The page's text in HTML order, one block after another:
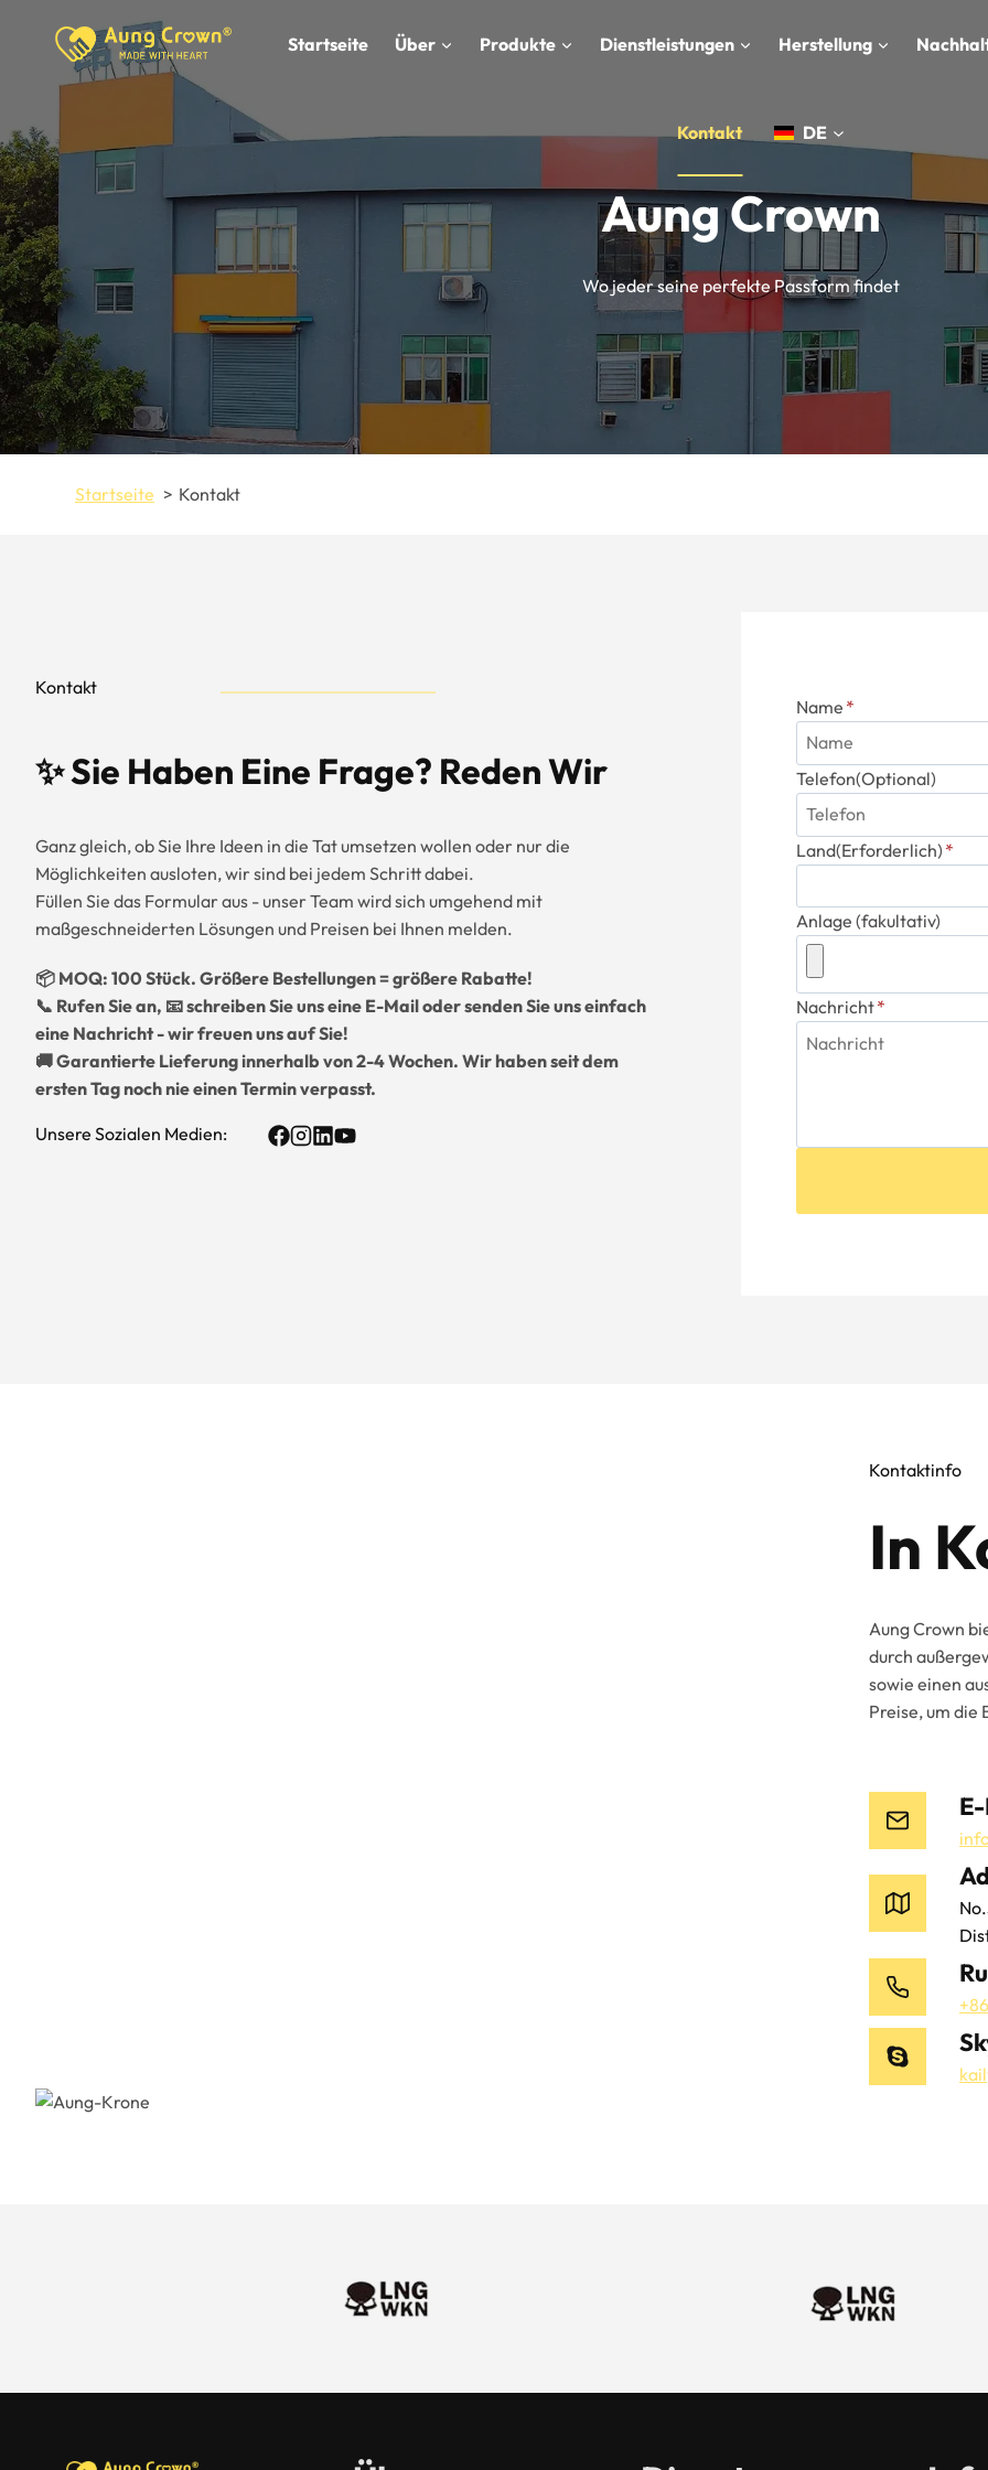
Startseite Über Produkte Dienstleistungen Herstellung
Kontakt DE
Aung Crown
Wo jeder seine perfekte Passform findet
Startseite Kontakt
Kontakt
✨ Sie Haben Eine Frage? Reden Wir
Ganz gleich, ob Sie Ihre Ideen in die Tat umsetzen wollen oder nur die
Möglichkeiten ausloten, wir sind bei jedem Schritt dabei.
Füllen Sie das Formular aus - unser Team wird sich umgehend mit
maßgeschneiderten Lösungen und Preisen bei Ihnen melden.
📦 MOQ: 100 Stück. Größere Bestellungen = größere Rabatte!
📞 Rufen Sie an, 📧 schreiben Sie uns eine E-Mail oder senden Sie uns einfach
eine Nachricht - wir freuen uns auf Sie!
🚚 Garantierte Lieferung innerhalb von 2-4 Wochen. Wir haben seit dem
ersten Tag noch nie einen Termin verpasst.
Unsere Sozialen Medien:
Name *
Telefon(Optional)
Land(Erforderlich) *
Anlage (fakultativ)
Nachricht*
Kontaktinfo
In
Aung Crown
durch
sowie einen
Preise, um die